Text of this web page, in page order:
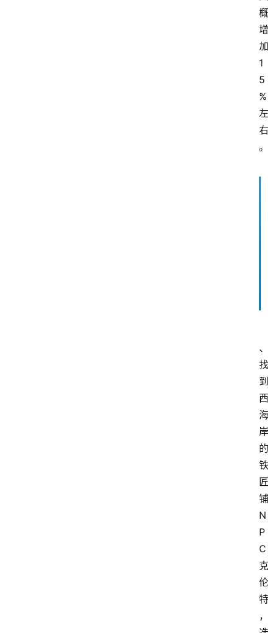
概
增
加
1
5
%
左
右
。
、
找
到
西
海
岸
的
铁
匠
铺
N
P
C
克
伦
特
，